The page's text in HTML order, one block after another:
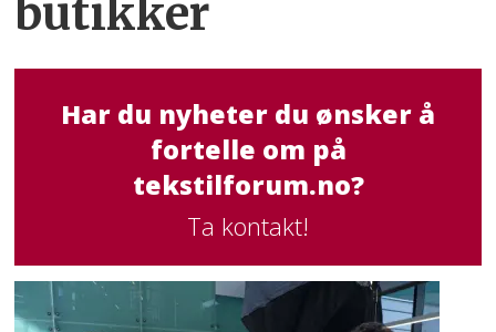
butikker
Har du nyheter du ønsker å
fortelle om på
tekstilforum.no?
Ta kontakt!